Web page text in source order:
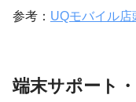
参考： UQモバイル
端末サポート